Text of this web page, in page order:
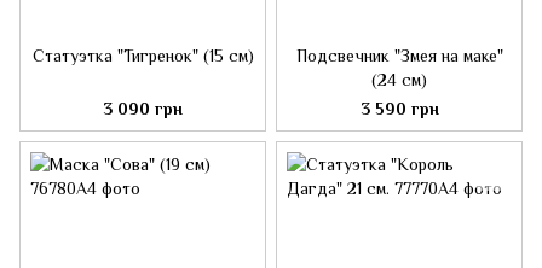
Статуэтка "Тигренок" (15 см)
3 090 грн
Подсвечник "Змея на маке"
(24 см)
3 590 грн